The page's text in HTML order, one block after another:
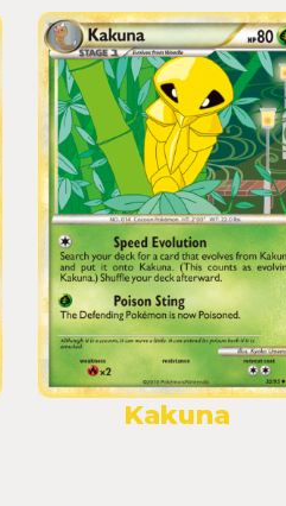
Kakuna